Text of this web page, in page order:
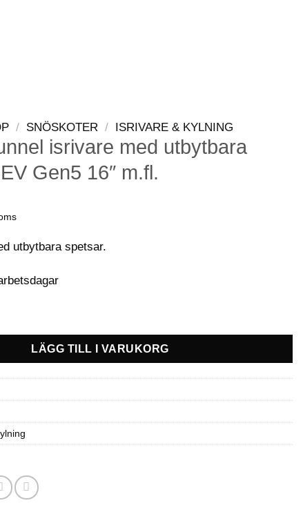
/ SNÖSKOTER / ISRIVARE & KYLNING
isrivare med utbytbara
Gen5 16″ m.fl.
utbytbara spetsar.
med utbytbara spetsar -REV Gen5 16" m.fl. mängd
LÄGG TILL I VARUKORG